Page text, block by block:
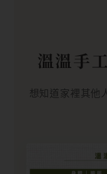
溫溫手
想知道家裡其他